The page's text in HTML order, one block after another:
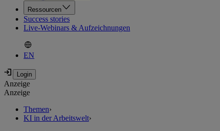
Ressourcen
Success stories
Live-Webinars & Aufzeichnungen
EN
Anzeige
Anzeige
Themen›
KI in der Arbeitswelt›